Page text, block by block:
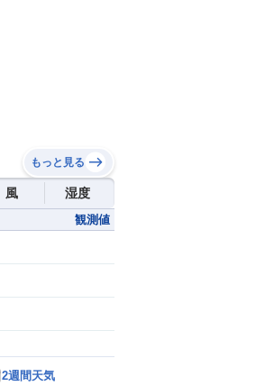
もっと見る
風 湿度
観測値
2週間天気